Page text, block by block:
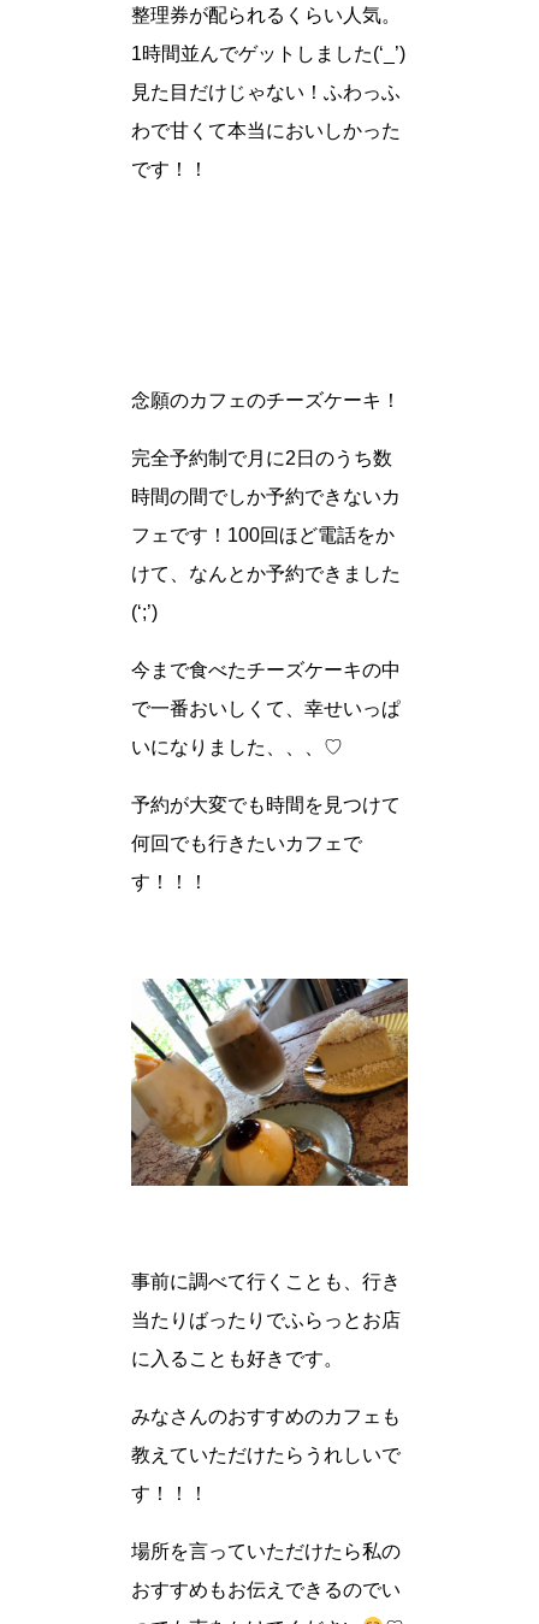
整理券が配られるくらい人気。
1時間並んでゲットしました(‘_’)
見た目だけじゃない！ふわっふ
わで甘くて本当においしかった
です！！
念願のカフェのチーズケーキ！
完全予約制で月に2日のうち数
時間の間でしか予約できないカ
フェです！100回ほど電話をか
けて、なんとか予約できました
(‘;’)
今まで食べたチーズケーキの中
で一番おいしくて、幸せいっぱ
いになりました、、、♡
予約が大変でも時間を見つけて
何回でも行きたいカフェで
す！！！
事前に調べて行くことも、行き
当たりばったりでふらっとお店
に入ることも好きです。
みなさんのおすすめのカフェも
教えていただけたらうれしいで
す！！！
場所を言っていただけたら私の
おすすめもお伝えできるのでい